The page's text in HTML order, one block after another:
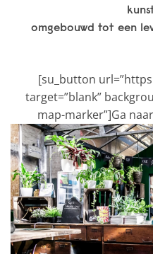
omgebouwd tot een
[su_button
target=”blank”
map-marker”]Ga